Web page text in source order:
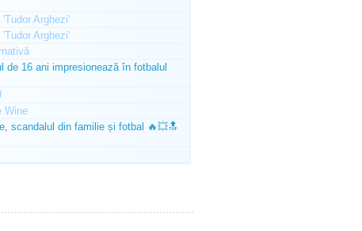
Arghezi'
Arghezi'
16 ani impresionează în fotbalul
Wine
scandalul din familie și fotbal 🔥💥🔝